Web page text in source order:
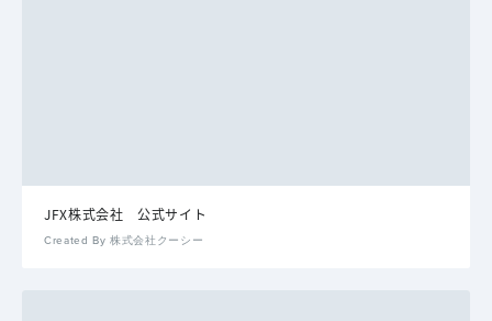
JFX株式会社 公式サイト
Created By 株式会社クーシー